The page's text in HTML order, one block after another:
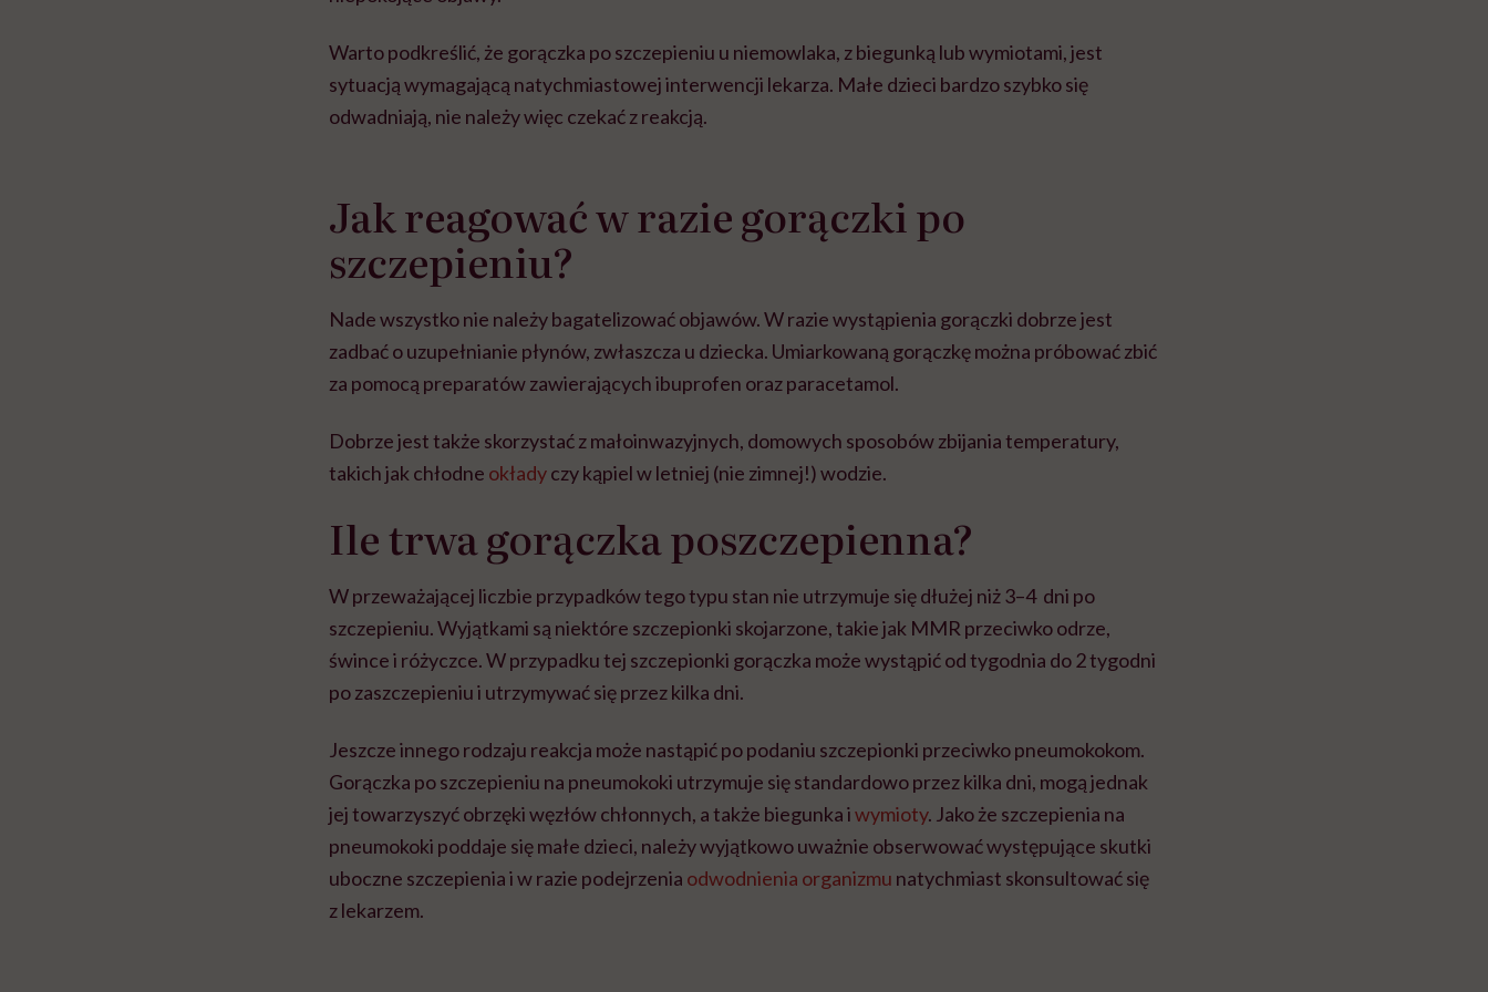
Warto podkreślić, że gorączka po szczepieniu u niemowlaka, z biegunką lub wymiotami, jest
sytuacją wymagającą natychmiastowej interwencji lekarza. Małe dzieci bardzo szybko się
odwadniają, nie należy więc czekać z reakcją.
Jak reagować w razie gorączki po
szczepieniu?
Nade wszystko nie należy bagatelizować objawów. W razie wystąpienia gorączki dobrze jest
zadbać o uzupełnianie płynów, zwłaszcza u dziecka. Umiarkowaną gorączkę można próbować zbić
za pomocą preparatów zawierających ibuprofen oraz paracetamol.
Dobrze jest także skorzystać z małoinwazyjnych, domowych sposobów zbijania temperatury,
takich jak chłodne okładyczy kąpiel w letniej (nie zimnej!) wodzie.
Ile trwa gorączka poszczepienna?
W przeważającej liczbie przypadków tego typu stan nie utrzymuje się dłużej niż 3–4 dni po
szczepieniu. Wyjątkami są niektóre szczepionki skojarzone, takie jak MMR przeciwko odrze,
śwince i różyczce. W przypadku tej szczepionki gorączka może wystąpić od tygodnia do 2 tygodni
po zaszczepieniu i utrzymywać się przez kilka dni.
Jeszcze innego rodzaju reakcja może nastąpić po podaniu szczepionki przeciwko pneumokokom.
Gorączka po szczepieniu na pneumokoki utrzymuje się standardowo przez kilka dni, mogą jednak
jej towarzyszyć obrzęki węzłów chłonnych, a także biegunka iwymioty. Jako że szczepienia na
pneumokoki poddaje się małe dzieci, należy wyjątkowo uważnie obserwować występujące skutki
uboczne szczepienia i w razie podejrzenia odwodnienia organizmu natychmiast skonsultować się
z lekarzem.